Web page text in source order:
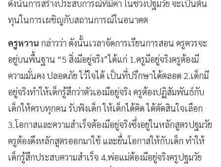
ดังนั้นการสร้างประสบการณ์ที่มีค่า ในช่วงปฐมวัย จะเป็นต้น
ทุนในการเผชิญกับสถานการณ์ในอนาคต
ครูหวาน กล่าวว่า ดังนั้นเวลาจัดการเรียนการสอน ครูควรจะ
อยู่บนพื้นฐาน “5 สิ่งมีอยู่จริง”ได้แก่ 1.ครูมีอยู่จริงครูต้องมี
ความมั่นคง ปลอดภัย ไว้ใจได้ เป็นที่ปรึกษาได้ตลอด 2.เด็กมี
อยู่จริงทำให้เด็กรู้สึกว่าตัวเองมีอยู่จริง ครูต้องปฏิสัมพันธ์กับ
เด็กให้ครบทุกคน รับฟังเด็ก ให้เด็กได้คิด ได้ตัดสินใจเลือก
3.โอกาสและความสำเร็จต้องมีอยู่จริงซึ่งอยู่ในหลักสูตรปฐมวัย
ครูต้องดึงหลักสูตรออกมาใช้ และยื่นโอกาสให้กับเด็ก ทำให้
เด็กรู้สึกประสบความสำเร็จ 4.พ่อแม่ต้องมีอยู่จริงครูปฐมวัย